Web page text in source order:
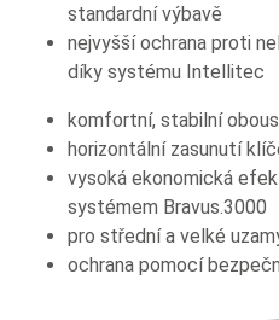
standardní výbavě
nejvyšší ochrana proti
díky systému Intellitec
komfortní, stabilní
horizontální zasunutí
vysoká ekonomická
systémem Bravus.3000
pro střední a velké
ochrana pomocí